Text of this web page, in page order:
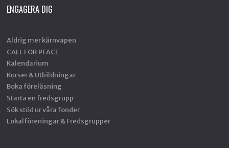
ENGAGERA DIG
Aldrig mer kärnvapen
CALL FOR PEACE
Kalendarium
Kurser & Utbildningar
Boka föreläsning
Starta en fredsgrupp
Sök stöd ur våra fonder
Lokalföreningar & Fredsgrupper